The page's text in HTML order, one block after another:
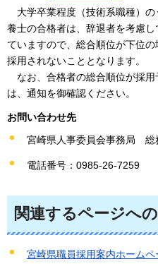
大学卒業程度（技術系職種）
養士の合格者は、辞退者を考慮
ていますので、総合順位が下位
採用されないこととなります。
なお、合格者の総合順位が採
は、通知を御確認ください。
お問い合わせ先
宮崎県人事委員会事務局 総
電話番号：0985-26-7259
関連するページへ
宮崎県職員採用案内ホームペ